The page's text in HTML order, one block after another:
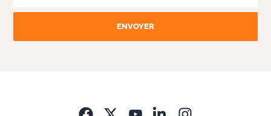
ENVOYER